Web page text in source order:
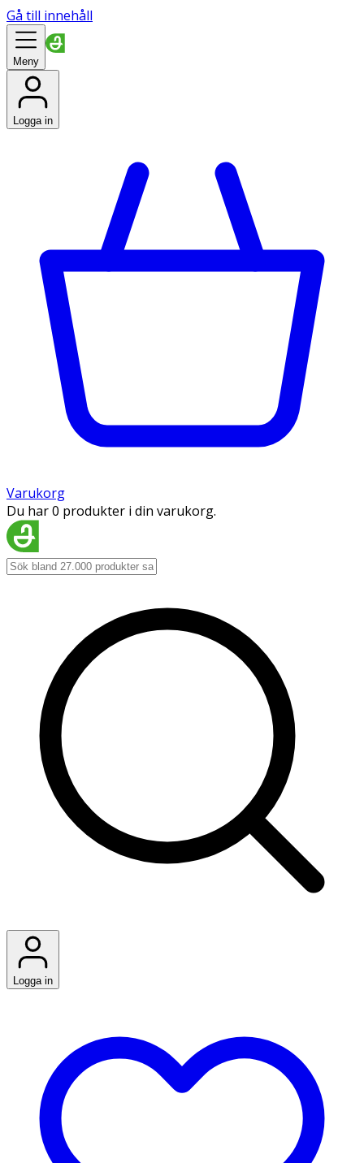
Gå till innehåll
Meny
Logga in
Varukorg
Du har 0 produkter i din varukorg.
Logga in